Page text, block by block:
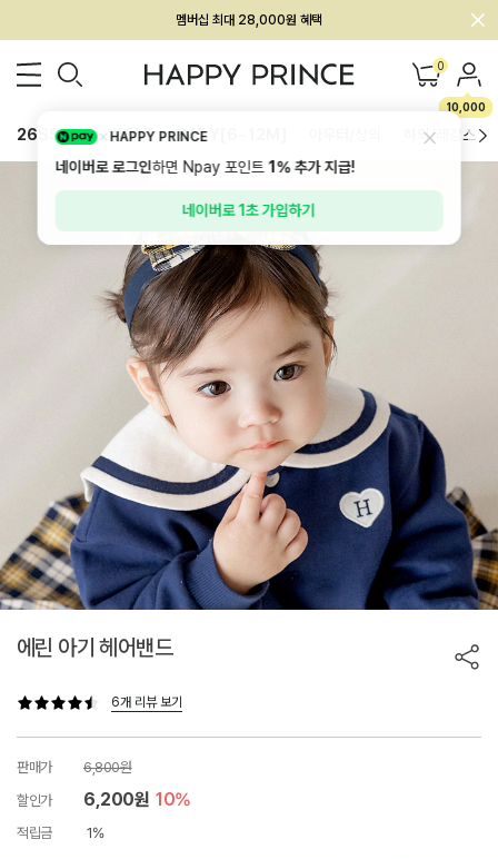
멤버십 최대 28,000원 혜택
0
10,000
26SS 신상 BEST BABY[6~12M] 하의/레깅스
에린 아기 헤어밴드
6개 리뷰 보기
판매가
6,800원
할인가
6,200원 10%
적립금 1%
HAPPY PRINCE
네이버로 로그인하면 Npay 포인트1%추가 지급!
네이버로 1초 가입하기